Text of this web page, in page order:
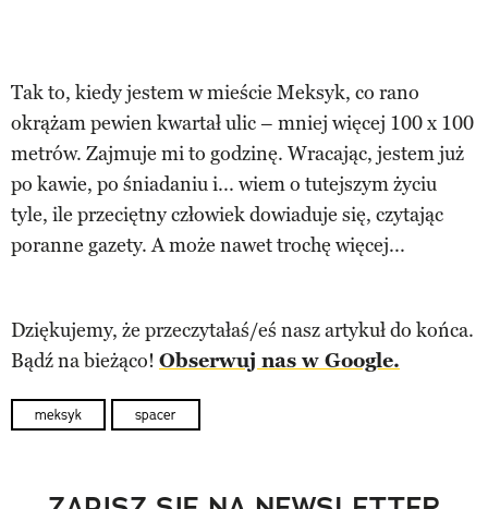
Tak to, kiedy jestem w mieście Meksyk, co rano
okrążam pewien kwartał ulic – mniej więcej 100 x 100
metrów. Zajmuje mi to godzinę. Wracając, jestem już
po kawie, po śniadaniu i... wiem o tutejszym życiu
tyle, ile przeciętny człowiek dowiaduje się, czytając
poranne gazety. A może nawet trochę więcej...
Dziękujemy, że przeczytałaś/eś nasz artykuł do końca.
Bądź na bieżąco! Obserwuj nas w Google.
meksyk spacer